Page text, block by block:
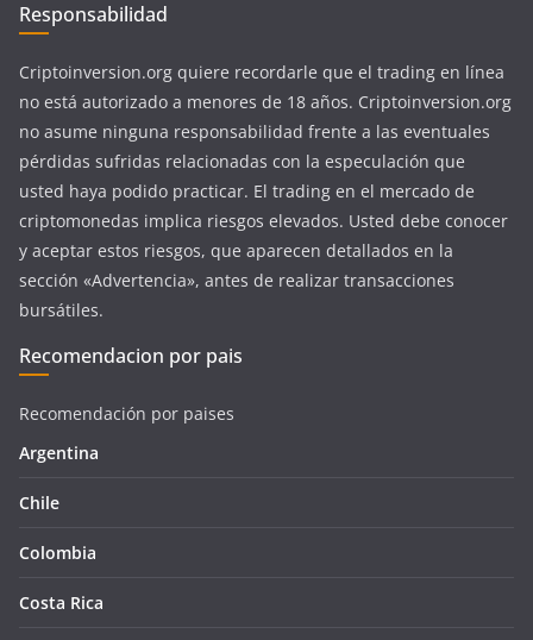
Responsabilidad
Criptoinversion.org quiere recordarle que el trading en línea
no está autorizado a menores de 18 años. Criptoinversion.org
no asume ninguna responsabilidad frente a las eventuales
pérdidas sufridas relacionadas con la especulación que
usted haya podido practicar. El trading en el mercado de
criptomonedas implica riesgos elevados. Usted debe conocer
y aceptar estos riesgos, que aparecen detallados en la
sección «Advertencia», antes de realizar transacciones
bursátiles.
Recomendacion por pais
Recomendación por paises
Argentina
Chile
Colombia
Costa Rica